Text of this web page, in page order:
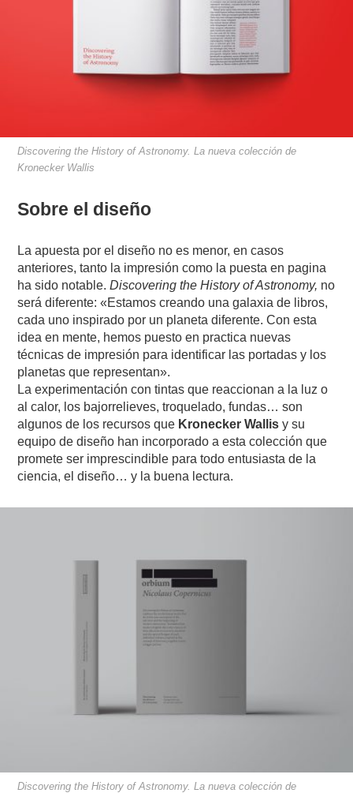
Discovering the History of Astronomy. La nueva colección de
Kronecker Wallis
Sobre el diseño
La apuesta por el diseño no es menor, en casos
anteriores, tanto la impresión como la puesta en pagina
ha sido notable.Discovering the History of Astronomy, no
será diferente: «Estamos creando una galaxia de libros,
cada uno inspirado por un planeta diferente. Con esta
idea en mente, hemos puesto en practica nuevas
técnicas de impresión para identificar las portadas y los
planetas que representan».
La experimentación con tintas que reaccionan a la luz o
al calor, los bajorrelieves, troquelado, fundas… son
algunos de los recursos que Kronecker Wallis y su
equipo de diseño han incorporado a esta colección que
promete ser imprescindible para todo entusiasta de la
ciencia, el diseño… y la buena lectura.
Discovering the History of Astronomy. La nueva colección de